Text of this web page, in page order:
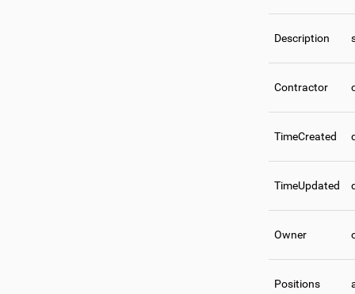
Description
Contractor
TimeCreated
TimeUpdated
Owner
Positions